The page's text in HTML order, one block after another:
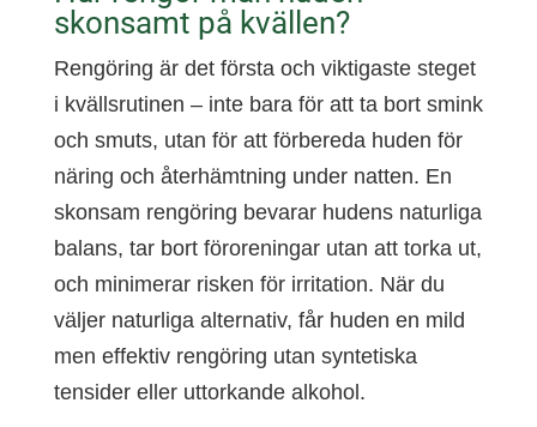
skonsamt på kvällen?
Rengöring är det första och viktigaste steget
i kvällsrutinen – inte bara för att ta bort smink
och smuts, utan för att förbereda huden för
näring och återhämtning under natten. En
skonsam rengöring bevarar hudens naturliga
balans, tar bort föroreningar utan att torka ut,
och minimerar risken för irritation. När du
väljer naturliga alternativ, får huden en mild
men effektiv rengöring utan syntetiska
tensider eller uttorkande alkohol.